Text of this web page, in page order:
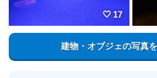
17
建物・オブジェの写真